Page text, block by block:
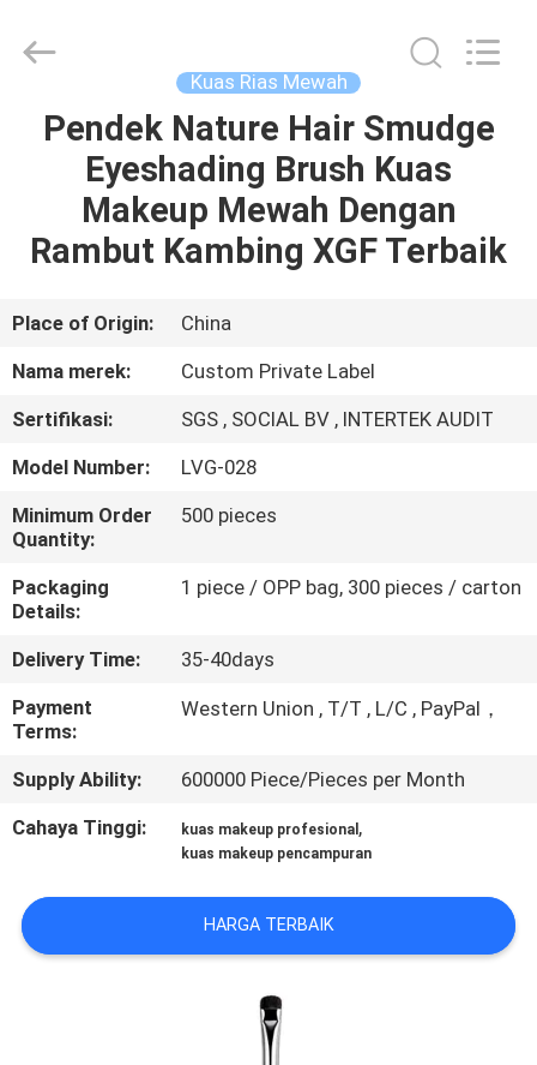
RUMAH
PRODUK
KAMI
PABRIK
KONTROL
KUALITAS
PRIVACY
POLICY
Reserved.
Kuas Rias Mewah
Pendek Nature Hair Smudge
Eyeshading Brush Kuas
Makeup Mewah Dengan
Rambut Kambing XGF Terbaik
Place of Origin:
China
Nama merek:
Custom Private Label
Sertifikasi:
SGS , SOCIAL BV , INTERTEK AUDIT
Model Number:
LVG-028
Minimum Order
Quantity:
500 pieces
Packaging
Details:
1 piece / OPP bag, 300 pieces / carton
Delivery Time:
35-40days
Payment
Terms:
Western Union , T/T , L/C , PayPal，
Supply Ability:
600000 Piece/Pieces per Month
Cahaya Tinggi:
kuas makeup profesional ,
kuas makeup pencampuran
HARGA TERBAIK